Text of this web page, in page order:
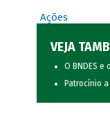
Ações
VEJA
O BNDES e
Patrocínio